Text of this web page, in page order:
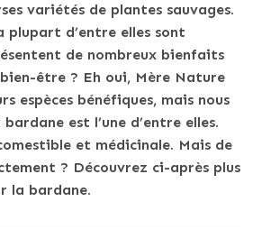
variétés de plantes sauvages.
plupart d’entre elles sont
de nombreux bienfaits
être ? Eh oui, Mère Nature
espèces bénéfiques, mais nous
est l’une d’entre elles.
et médicinale. Mais de
? Découvrez ci-après plus
la bardane.